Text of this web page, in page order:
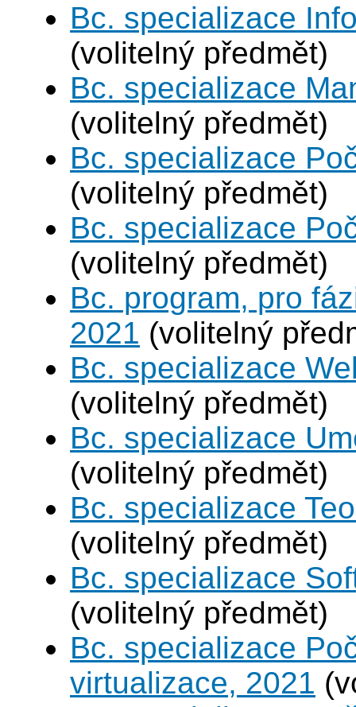
Bc. specializace
(volitelný předmět)
Bc. specializace
(volitelný předmět)
Bc. specializace
(volitelný předmět)
Bc. specializace
(volitelný předmět)
Bc. program, pro
2021 (volitelný
Bc. specializace
(volitelný předmět)
Bc. specializace
(volitelný předmět)
Bc. specializace
(volitelný předmět)
Bc. specializace
(volitelný předmět)
Bc. specializace
virtualizace, 2021